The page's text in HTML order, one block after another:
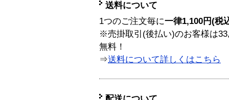
送料について
1つのご注文毎に一律1,100円(税
※売掛取引(後払い)のお客様は
無料！
⇒送料について詳しくはこちら